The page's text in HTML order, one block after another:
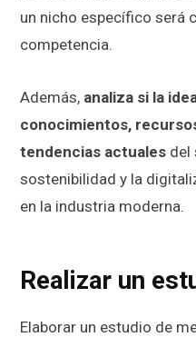
un nicho específico será
competencia.
Además, analiza si la
conocimientos,
tendencias actuales del
sostenibilidad y la
en la industria moderna.
Realizar un
Elaborar un estudio de